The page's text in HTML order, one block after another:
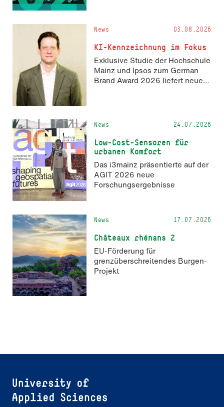
und 14. November 2026 den
Hackathon hack4GDI_DE an der
Hochschule Mainz aus. Die
Anmeldung ist geöffnet und bis
zum 2. Oktober 2026 möglich.
News 03.08.2026
KI-Kennzeichnung im Fokus
Exklusive Studie der Hochschule
Mainz und Ipsos zum German
Brand Award 2026 liefert neue
News 24.07.2026
Low-Cost-Sensoren für
urbanen Komfort
Das i3mainz präsentierte auf der
AGIT 2026 neue
Forschungsergebnisse
News 17.07.2026
Châteaux rhénans 2
EU-Förderung für
grenzüberschreitendes Burgen-
Projekt